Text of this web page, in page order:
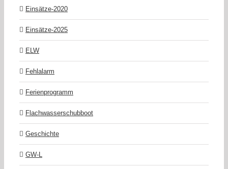
Einsätze-2020
Einsätze-2025
ELW
Fehlalarm
Ferienprogramm
Flachwasserschubboot
Geschichte
GW-L